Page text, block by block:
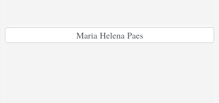
Maria Helena Paes